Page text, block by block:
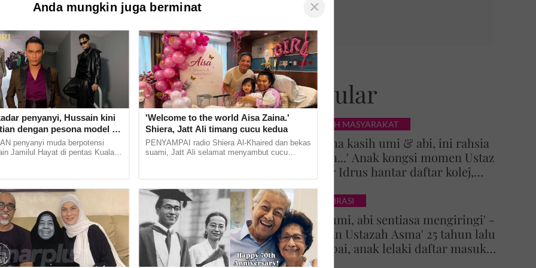
bangkit selepas kehilangan kaki
sebagai usahawan
bukan semestinya tanda sihat, ini
ibu perlu tahu
ni nakal sikit...' - Ibu Syed
ulang tahun ke-66, wajah awet muda
raih pujian
Popular
KISAH MASYARAKAT
'Terima kasih umi & abi, ini rahsia
Tuhan...' Anak kongsi momen Ustaz
Azhar Idrus hantar daftar kolej,
luahan hati undang sebak!
INSPIRASI
'Doa umi, abi sentiasa mengiringi' -
Impian Ustazah Asma' 25 tahun lalu
tercapai, anak lelaki daftar masuk
Universiti Malaya
Anda mungkin juga berminat ×
penyanyi, Hussain kini
dengan pesona model di
dan maskulin betul dia
penyanyi muda berpotensi
Jamilul Hayat di pentas Kuala
'Welcome to the world Aisa Zaina.'
Shiera, Jatt Ali timang cucu kedua
PENYAMPAI radio Shiera Al-Khaired dan bekas
suami, Jatt Ali selamat menyambut cucu